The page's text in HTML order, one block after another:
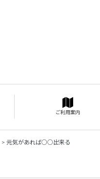
ご利用案内
> 元気があれば○○出来る